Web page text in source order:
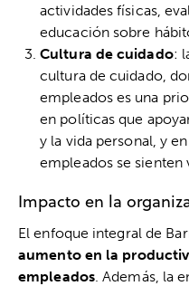
actividades físicas,
educación sobre
Cultura de cuidado:
cultura de cuidado,
empleados es una
en políticas que
y la vida personal, y
empleados se sienten
Impacto en la
El enfoque integral de
aumento en la
empleados. Además, la